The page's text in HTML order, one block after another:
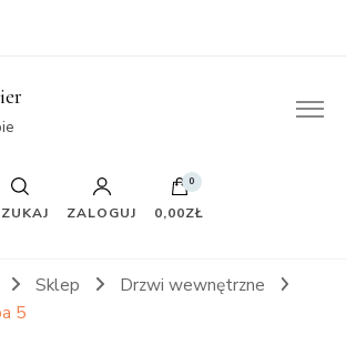
ZALOGUJ
0
0,00ZŁ
Sklep
Drzwi wewnętrzne
5